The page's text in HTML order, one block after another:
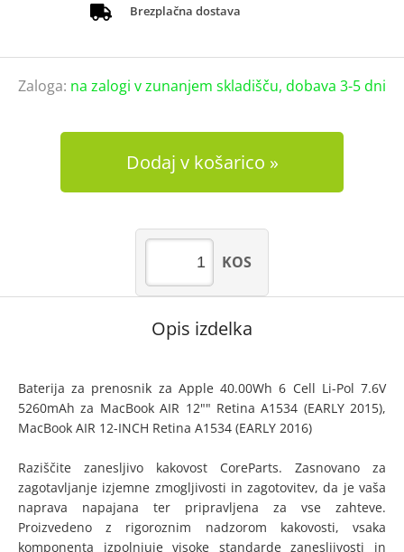
Brezplačna dostava
Zaloga: na zalogi v zunanjem skladišču, dobava 3-5 dni
Dodaj v košarico
KOS
Opis izdelka
Baterija za prenosnik za Apple 40.00Wh 6 Cell Li-Pol 7.6V
5260mAh za MacBook AIR 12"" Retina A1534 (EARLY 2015),
MacBook AIR 12-INCH Retina A1534 (EARLY 2016)
Raziščite zanesljivo kakovost CoreParts. Zasnovano za
zagotavljanje izjemne zmogljivosti in zagotovitev, da je vaša
naprava napajana ter pripravljena za vse zahteve.
Proizvedeno z rigoroznim nadzorom kakovosti, vsaka
komponenta izpolnjuje visoke standarde zanesljivosti in